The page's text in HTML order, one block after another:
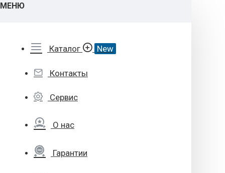
МЕНЮ
Каталог New
Контакты
Сервис
О нас
Гарантии